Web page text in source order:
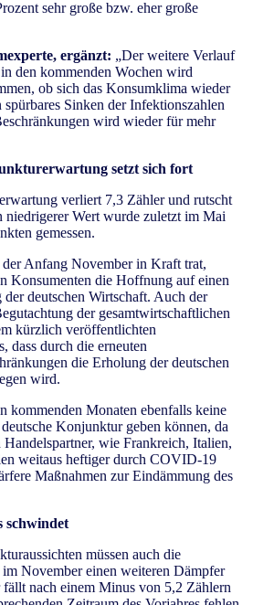
sehr große bzw. eher große
ergänzt: „Der weitere Verlauf
den kommenden Wochen wird
ob sich das Konsumklima wieder
Sinken der Infektionszahlen
wird wieder für mehr
setzt sich fort
verliert 7,3 Zähler und rutscht
niedrigerer Wert wurde zuletzt im Mai
gemessen.
Anfang November in Kraft trat,
Konsumenten die Hoffnung auf einen
deutschen Wirtschaft. Auch der
der gesamtwirtschaftlichen
kürzlich veröffentlichten
dass durch die erneuten
die Erholung der deutschen
wird.
kommenden Monaten ebenfalls keine
Konjunktur geben können, da
wie Frankreich, Italien,
weitaus heftiger durch COVID-19
Maßnahmen zur Eindämmung des
schwindet
müssen auch die
November einen weiteren Dämpfer
nach einem Minus von 5,2 Zählern